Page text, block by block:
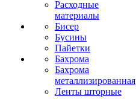
Расходные
материалы
Бисер
Бусины
Пайетки
Бахрома
Бахрома
металлизированная
Ленты шторные